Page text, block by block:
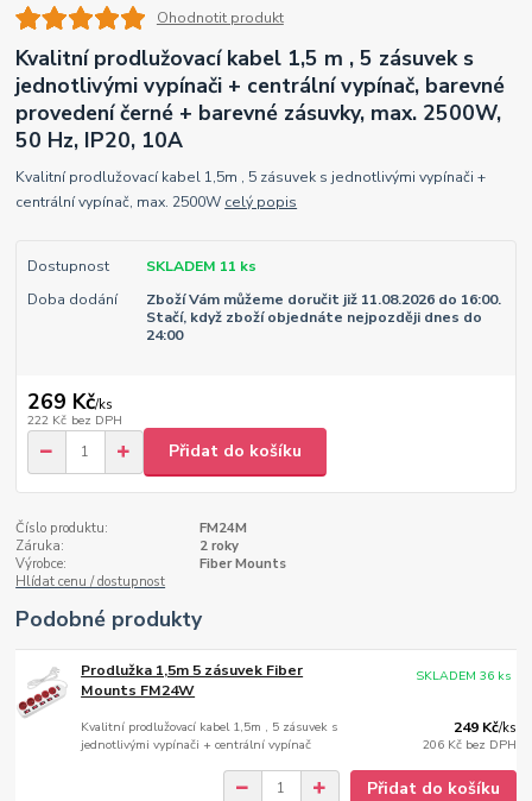
Ohodnotit produkt
Kvalitní prodlužovací kabel 1,5 m , 5 zásuvek s
jednotlivými vypínači + centrální vypínač, barevné
provedení černé + barevné zásuvky, max. 2500W,
50 Hz, IP20, 10A
Kvalitní prodlužovací kabel 1,5m , 5 zásuvek s jednotlivými vypínači +
centrální vypínač, max. 2500W celý popis
Dostupnost
SKLADEM 11 ks
Doba dodání
Zboží Vám můžeme doručit již 11.08.2026 do 16:00.
Stačí, když zboží objednáte nejpozději dnes do
24:00
269 Kč/ks
222 Kč bez DPH
Přidat do košíku
Číslo produktu:
FM24M
Záruka:
2 roky
Výrobce:
Fiber Mounts
Hlídat cenu / dostupnost
Podobné produkty
Prodlužka 1,5m 5 zásuvek Fiber
Mounts FM24W
Kvalitní prodlužovací kabel 1,5m , 5 zásuvek s
jednotlivými vypínači + centrální vypínač
249 Kč/ks
206 Kč bez DPH
SKLADEM 36 ks
Přidat do košíku